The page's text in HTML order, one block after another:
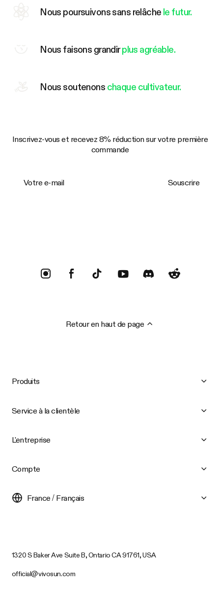
Nous poursuivons sans relâche le futur.
Nous faisons grandirplus agréable.
Nous soutenons chaque cultivateur.
Inscrivez-vous et recevez 8% réduction sur votre première
commande
Souscrire
Retour en haut de page
Produits
Service à la clientèle
L'entreprise
Compte
France / Français
1320 S Baker Ave Suite B, Ontario CA 91761, USA
official@vivosun.com